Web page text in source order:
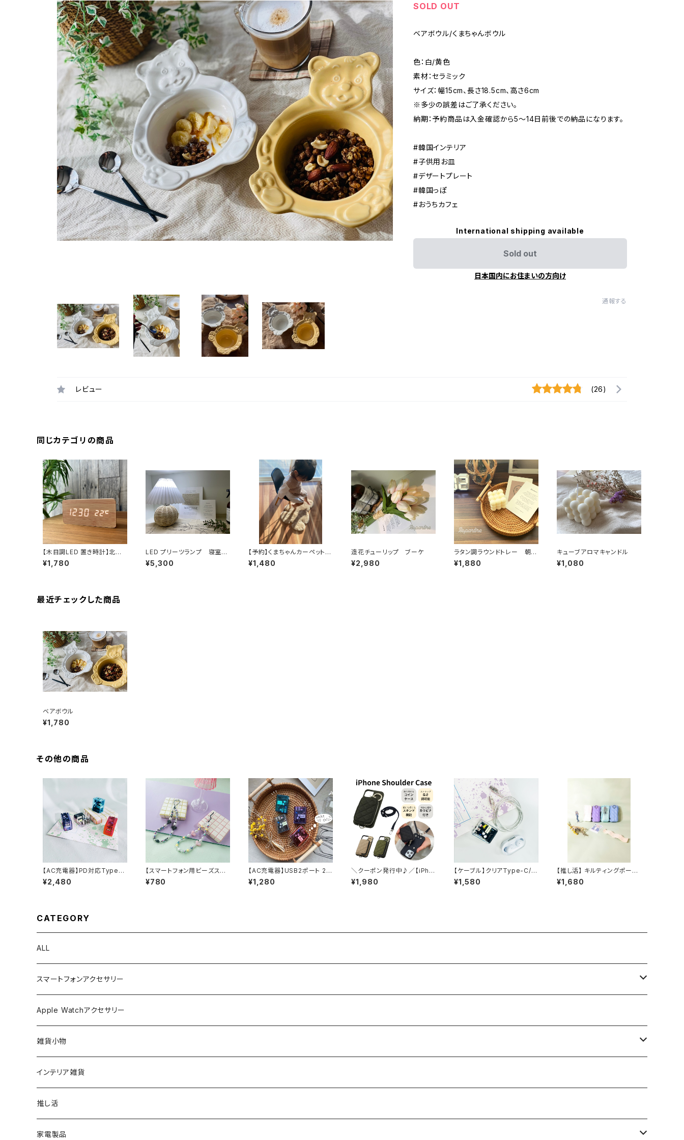
SOLD OUT
ベアボウル/くまちゃんボウル
色：白/黄色
素材：セラミック
サイズ：幅15cm、長さ18.5cm、高さ6cm
※多少の誤差はご了承ください。
納期：予約商品は入金確認から5〜14日前後での納品になります。
#韓国インテリア
#子供用お皿
#デザートプレート
#韓国っぽ
#おうちカフェ
International shipping available
Sold out
日本国内にお住まいの方向け
通報する
レビュー (26)
同じカテゴリの商品
【木目調LED 置き時計】北欧
ナチュラルインテリア デジタル
時計 お洒落 アラーム 卓上 日
¥1,780
LED プリーツランプ 寝室
韓国インテリア
¥5,300
【予約】くまちゃんカーペット
子供部屋インテリア
¥1,480
造花チューリップ ブーケ
¥2,980
ラタン調ラウンドトレー 朝
食 おうちカフェ
¥1,880
キューブアロマキャンドル
¥1,080
最近チェックした商品
ベアボウル
¥1,780
その他の商品
【AC充電器】PD対応TypeC/
USB-AクリアAC充電器20W
スケルトン 透明 同時充電
¥2,480
【スマートフォン用ビーズスト
ラップ】カラフルハート スマ
ホストラップ ビーズ ビーズ
気 デート 学生 学校 O
¥780
【AC充電器】USB2ポート 2p
ort Smart IC付き クリア 充
電器 スケルトン 透明 同時充
¥1,280
＼クーポン発行中♪／【iPho
neケース】 iPhone14 iPhon
e13 iPhone13Pro iPhone
¥1,980
【ケーブル】クリアType-C/T
ype-C ケーブル 1.0m U
SB Power Delivery対応
¥1,580
【推し活】 キルティングポー
チ アクリルスタンドケース
S 推し活 コスメポーチ
¥1,680
CATEGORY
ALL
スマートフォンアクセサリー
iPhone ケース
ショルダーストラップ
ハンドストラップ
AC充電器
ワイヤレスチャージャー
Apple Watchアクセサリー
雑貨小物
バッグ
ポーチ
インテリア雑貨
推し活
家電製品